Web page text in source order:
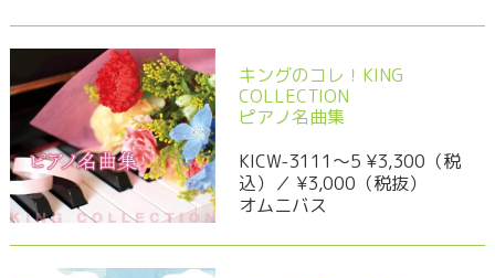
キングのコレ！KING
COLLECTION
ピアノ名曲集
KICW-3111～5 ¥3,300（税
込）／ ¥3,000（税抜）
オムニバス